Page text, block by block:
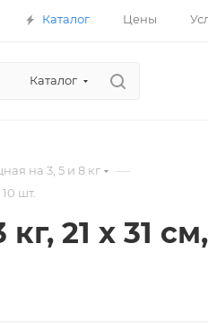
Каталог Цены
Каталог
на 3, 5 и 8 кг —
шт.
21 х 31